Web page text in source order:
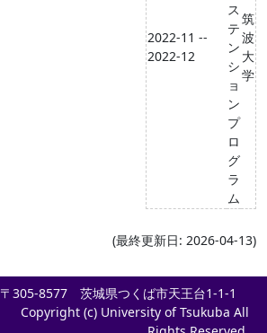
2022-11 --
2022-12
ス
テ
ン
シ
ョ
ン
プ
ロ
グ
ラ
ム
筑
波
大
学
(最終更新日: 2026-04-13)
〒305-8577 茨城県つくば市天王台1-1-1
Copyright (c) University of Tsukuba All